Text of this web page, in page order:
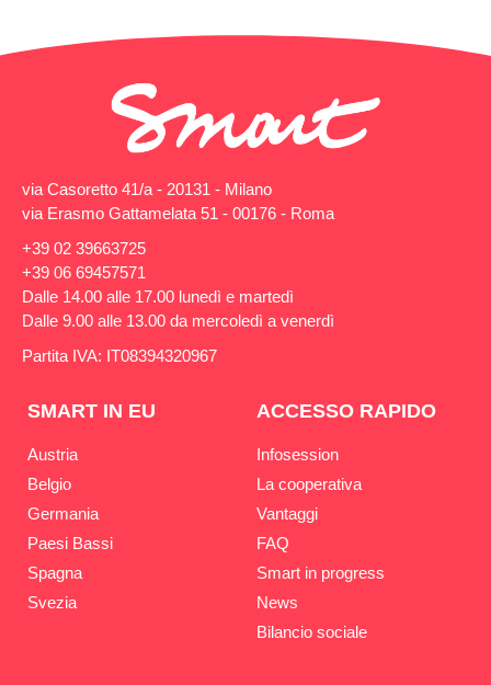
via Casoretto 41/a - 20131 - Milano
via Erasmo Gattamelata 51 - 00176 - Roma
+39 02 39663725
+39 06 69457571
Dalle 14.00 alle 17.00 lunedì e martedì
Dalle 9.00 alle 13.00 da mercoledì a venerdì
Partita IVA: IT08394320967
SMART IN EU
Austria
Belgio
Germania
Paesi Bassi
Spagna
Svezia
ACCESSO RAPIDO
Infosession
La cooperativa
Vantaggi
FAQ
Smart in progress
News
Bilancio sociale